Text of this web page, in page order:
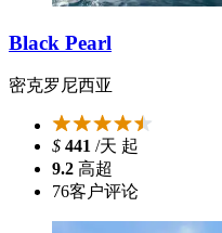
Black Pearl
密克罗尼西亚
$ 441 /天 起
9.2 高超
76客户评论